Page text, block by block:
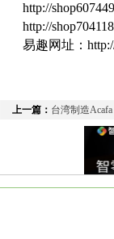
http://
http://
易趣网址：
上一篇： 台湾制造